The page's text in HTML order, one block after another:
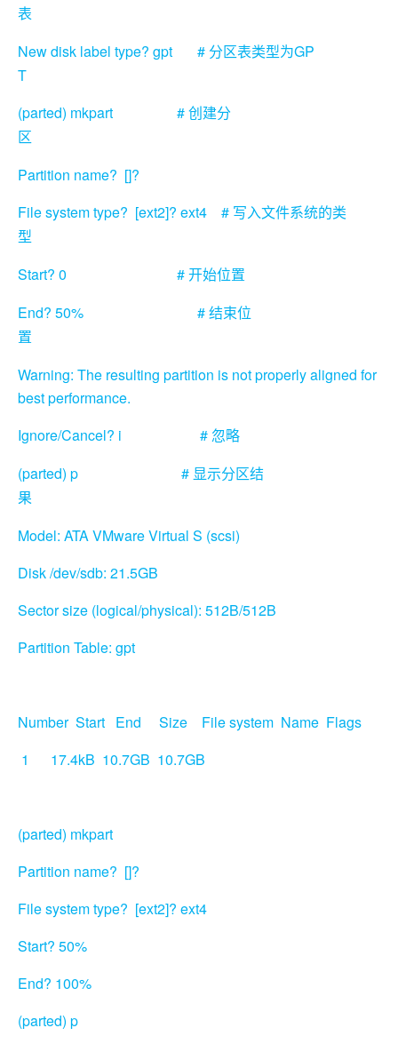
表
New disk label type? gpt # 分区表类型为GP
T
(parted) mkpart # 创建分
区
Partition name? []?
File system type? [ext2]? ext4 # 写入文件系统的类
型
Start? 0 # 开始位置
End? 50% # 结束位
置
Warning: The resulting partition is not properly aligned for
best performance.
Ignore/Cancel? i # 忽略
(parted) p # 显示分区结
果
Model: ATA VMware Virtual S (scsi)
Disk /dev/sdb: 21.5GB
Sector size (logical/physical): 512B/512B
Partition Table: gpt
Number Start End Size File system Name Flags
1 17.4kB 10.7GB 10.7GB
(parted) mkpart
Partition name? []?
File system type? [ext2]? ext4
Start? 50%
End? 100%
(parted) p